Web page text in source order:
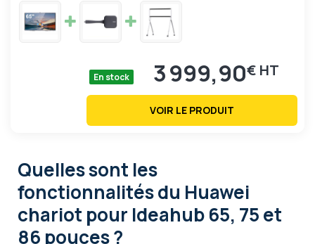
En stock 3 999,90€
VOIR LE PRODUIT
Quelles sont les
fonctionnalitésdu Huawei
chariot pour Ideahub 65, 75 et
86 pouces ?